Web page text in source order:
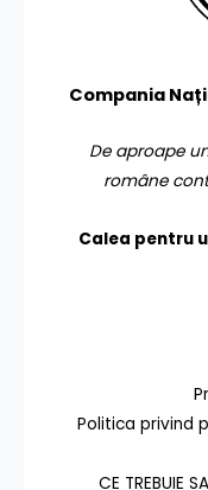
Compania
De aproape
române
Calea pentru
Politica privind
CE TREBUIE